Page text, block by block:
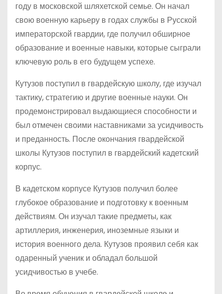
году в московской шляхетской семье. Он начал
свою военную карьеру в годах службы в Русской
императорской гвардии, где получил обширное
образование и военные навыки, которые сыграли
ключевую роль в его будущем успехе.
Кутузов поступил в гвардейскую школу, где изучал
тактику, стратегию и другие военные науки. Он
продемонстрировал выдающиеся способности и
был отмечен своими наставниками за усидчивость
и преданность. После окончания гвардейской
школы Кутузов поступил в гвардейский кадетский
корпус.
В кадетском корпусе Кутузов получил более
глубокое образование и подготовку к военным
действиям. Он изучал такие предметы, как
артиллерия, инженерия, иноземные языки и
история военного дела. Кутузов проявил себя как
одаренный ученик и обладал большой
усидчивостью в учебе.